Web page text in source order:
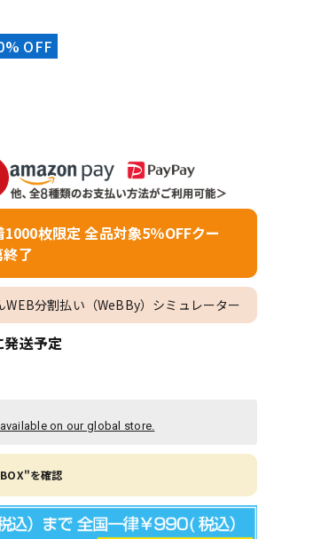
OFF
枚限定 全品対象5％OFFクー
了
分割払い（WeBBy）シミュレーター
送予定
on our global store.
を確認